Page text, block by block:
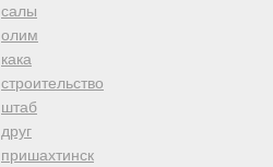
салы
олим
кака
строительство
штаб
друг
пришахтинск